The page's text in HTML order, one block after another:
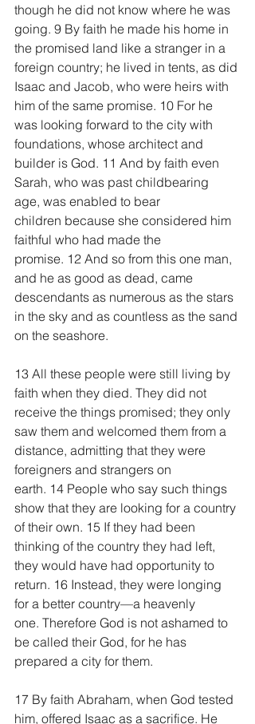
though he did not know where he was
going. 9 By faith he made his home in
the promised land like a stranger in a
foreign country; he lived in tents, as did
Isaac and Jacob, who were heirs with
him of the same promise. 10 For he
was looking forward to the city with
foundations, whose architect and
builder is God. 11 And by faith even
Sarah, who was past childbearing
age, was enabled to bear
children because she considered him
faithful who had made the
promise. 12 And so from this one man,
and he as good as dead, came
descendants as numerous as the stars
in the sky and as countless as the sand
on the seashore.
13 All these people were still living by
faith when they died. They did not
receive the things promised; they only
saw them and welcomed them from a
distance, admitting that they were
foreigners and strangers on
earth. 14 People who say such things
show that they are looking for a country
of their own. 15 If they had been
thinking of the country they had left,
they would have had opportunity to
return. 16 Instead, they were longing
for a better country—a heavenly
one. Therefore God is not ashamed to
be called their God, for he has
prepared a city for them.
17 By faith Abraham, when God tested
him, offered Isaac as a sacrifice. He